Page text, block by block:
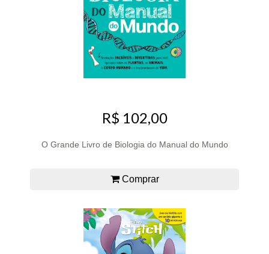
R$ 102,00
O Grande Livro de Biologia do Manual do Mundo
Comprar